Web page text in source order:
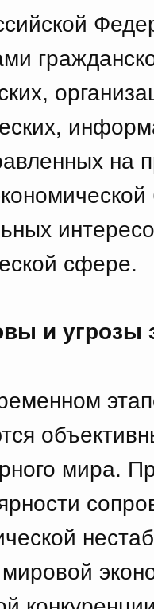
на
сфере.
и угрозы
мира.